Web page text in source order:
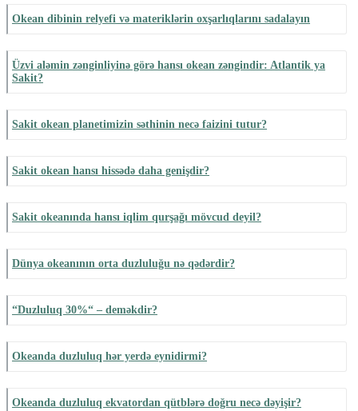
Okean dibinin relyefi və materiklərin oxşarlıqlarını sadalayın
Üzvi aləmin zənginliyinə görə hansı okean zəngindir: Atlantik ya
Sakit?
Sakit okean planetimizin səthinin necə faizini tutur?
Sakit okean hansı hissədə daha genişdir?
Sakit okeanında hansı iqlim qurşağı mövcud deyil?
Dünya okeanının orta duzluluğu nə qədərdir?
“Duzluluq 30%“ – deməkdir?
Okeanda duzluluq hər yerdə eynidirmi?
Okeanda duzluluq ekvatordan qütblərə doğru necə dəyişir?